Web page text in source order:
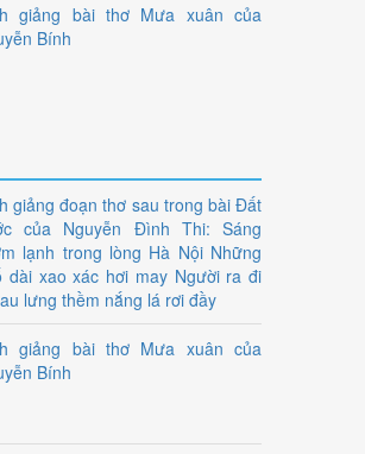
giảng bài thơ Mưa xuân của
Bính
giảng đoạn thơ sau trong bài Đất
của Nguyễn Đình Thi: Sáng
lạnh trong lòng Hà Nội Những
dài xao xác hơi may Người ra đi
lưng thềm nắng lá rơi đầy
giảng bài thơ Mưa xuân của
Bính